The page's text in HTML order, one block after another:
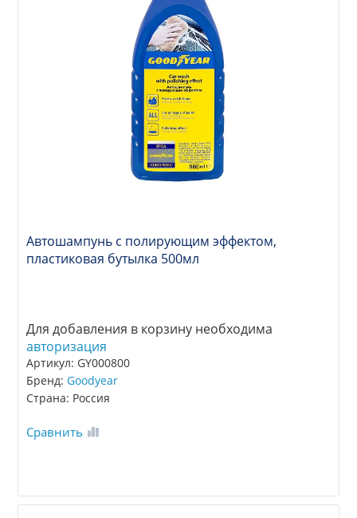
Автошампунь с полирующим эффектом,
пластиковая бутылка 500мл
Для добавления в корзину необходима
авторизация
Артикул: GY000800
Бренд:Goodyear
Страна: Россия
Сравнить